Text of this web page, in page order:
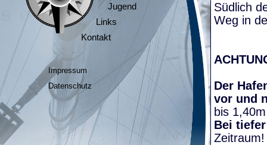
Jugend
Links
Kontakt
Impressum
Datenschutz
Südlich
Weg in
Der
vor und
bis
Bei